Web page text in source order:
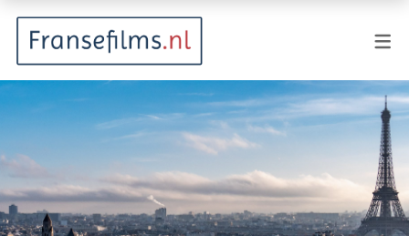
Animatie
Documentaire
Drama